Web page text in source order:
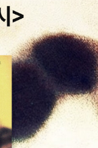
기는 아니다. 기존에
지남에 따라 우정의 색
으로 뒤덮였을지도 모
이다.” 우정을 더욱
감정을 아우르는 레
자”에 비유한다. 인생
요하므로 남성 스스
더욱 충만한 자신이
미래세대를 위한 우리
책》, 《새로 쓰는 말
미 사전》, 《새로 쓰는
사전》, 《책숲마
사전》, 《우리말 글쓰
림 짓는 즐거움》, 《숲
말》, 《읽는 우리말
hbooklove